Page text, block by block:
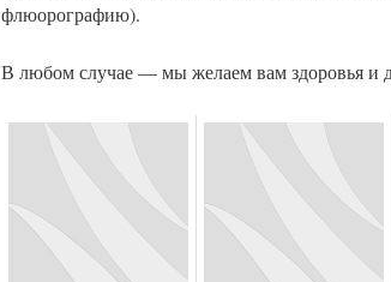
флюорографию).
В любом случае — мы желаем вам здоровья и